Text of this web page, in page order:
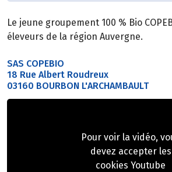
Le jeune groupement 100 % Bio
éleveurs de la région Auvergne.
SAS COPEBIO
18 Rue Albert Roudreux
03160 BOURBON L'ARCHAMBAULT
Pour voir la vidéo,
devez accepter les
cookies Youtube